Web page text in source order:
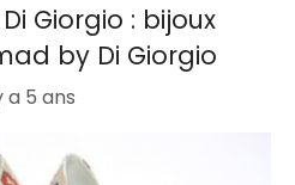
Giorgio : bijoux
by Di Giorgio
a 5 ans